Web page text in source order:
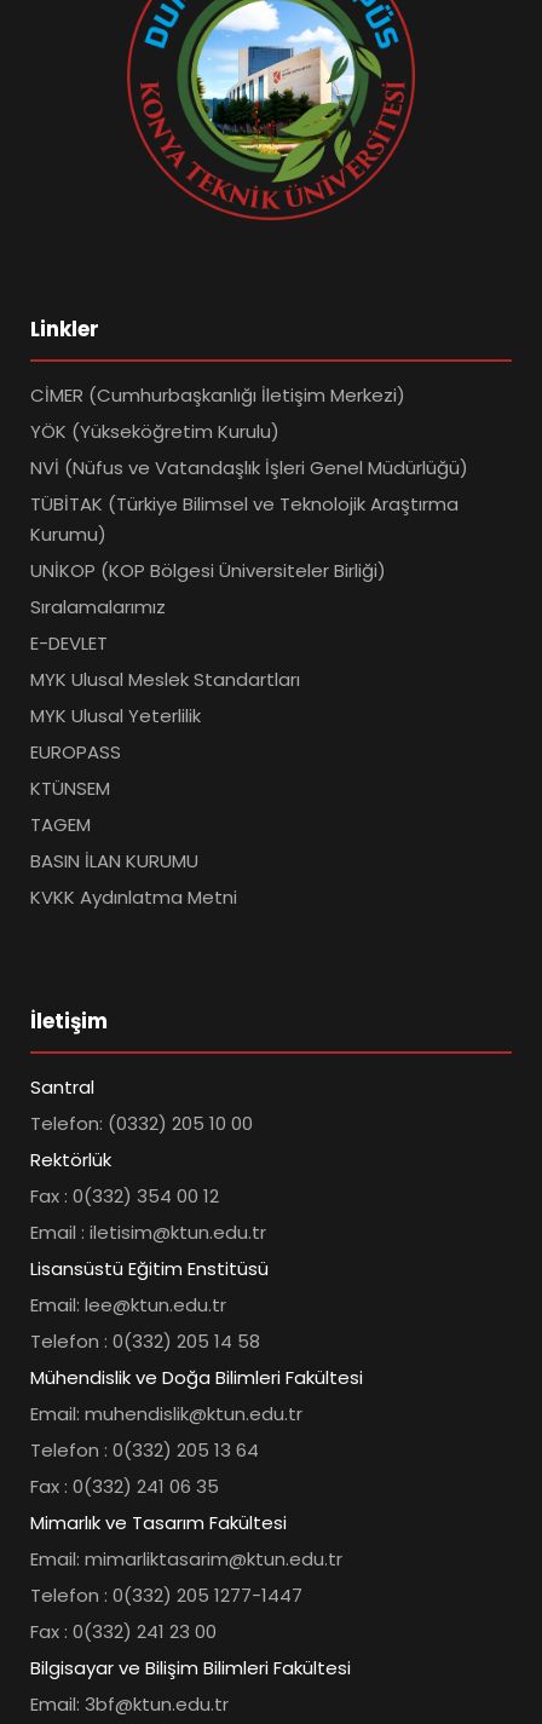
Linkler
CİMER (Cumhurbaşkanlığı İletişim Merkezi)
YÖK (Yükseköğretim Kurulu)
NVİ (Nüfus ve Vatandaşlık İşleri Genel Müdürlüğü)
TÜBİTAK (Türkiye Bilimsel ve Teknolojik Araştırma
Kurumu)
UNİKOP (KOP Bölgesi Üniversiteler Birliği)
Sıralamalarımız
E-DEVLET
MYK Ulusal Meslek Standartları
MYK Ulusal Yeterlilik
EUROPASS
KTÜNSEM
TAGEM
BASIN İLAN KURUMU
KVKK Aydınlatma Metni
İletişim
Santral
Telefon: (0332) 205 10 00
Rektörlük
Fax : 0(332) 354 00 12
Email : iletisim@ktun.edu.tr
Lisansüstü Eğitim Enstitüsü
Email: lee@ktun.edu.tr
Telefon : 0(332) 205 14 58
Mühendislik ve Doğa Bilimleri Fakültesi
Email: muhendislik@ktun.edu.tr
Telefon : 0(332) 205 13 64
Fax : 0(332) 241 06 35
Mimarlık ve Tasarım Fakültesi
Email: mimarliktasarim@ktun.edu.tr
Telefon : 0(332) 205 1277-1447
Fax : 0(332) 241 23 00
Bilgisayar ve Bilişim Bilimleri Fakültesi
Email: 3bf@ktun.edu.tr